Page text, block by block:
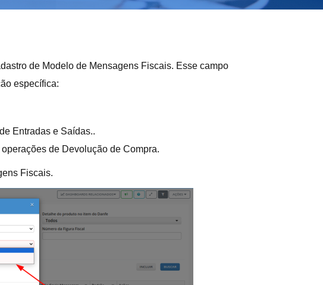
de Modelo de Mensagens Fiscais. Esse campo
específica:
Entradas e Saídas..
de Devolução de Compra.
Fiscais.